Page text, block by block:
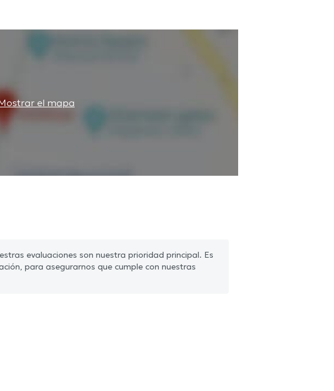
el mapa
evaluaciones son nuestra prioridad principal. Es
para asegurarnos que cumple con nuestras